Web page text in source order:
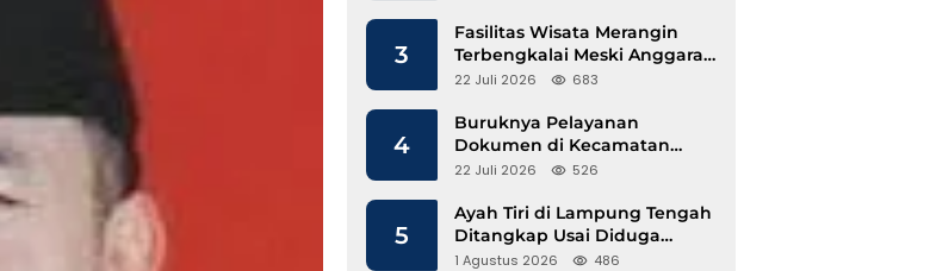
3
Fasilitas Wisata Merangin
Terbengkalai Meski Anggaran
Perawatan Terus Mengalir
22 Juli 2026 683
4
Buruknya Pelayanan
Dokumen di Kecamatan
Pangkalan Susu, Kinerja
22 Juli 2026 526
5
Ayah Tiri di Lampung Tengah
Ditangkap Usai Diduga
Hamili Anak di Bawah Umur
1 Agustus 2026 486